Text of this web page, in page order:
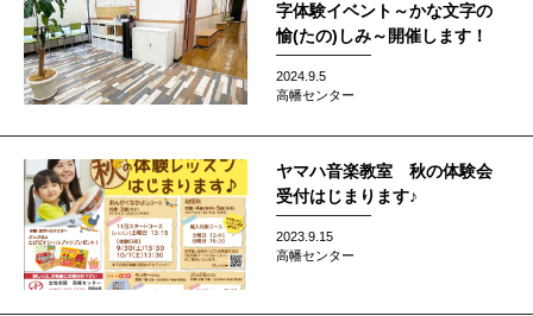
字体験イベント～かな文字の
愉(たの)しみ～開催します！
2024.9.5
高幡センター
ヤマハ音楽教室 秋の体験会
受付はじまります♪
2023.9.15
高幡センター